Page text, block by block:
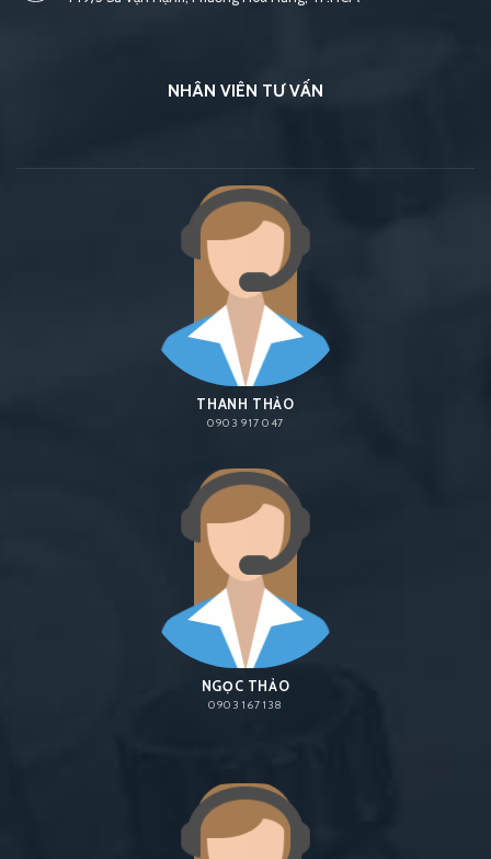
NHÂN VIÊN TƯ VẤN
THANH THẢO
0903 917 047
NGỌC THẢO
0903 167 138